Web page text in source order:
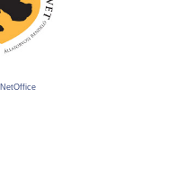
NetOffice